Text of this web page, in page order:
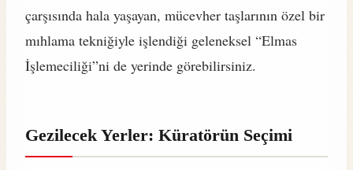
çarşısında hala yaşayan, mücevher taşlarının özel bir
mıhlama tekniğiyle işlendiği geleneksel “Elmas
İşlemeciliği”ni de yerinde görebilirsiniz.
Gezilecek Yerler: Küratörün Seçimi